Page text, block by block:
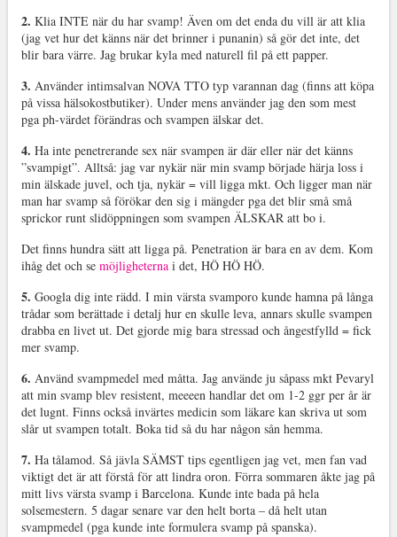
2. Klia INTE när du har svamp! Även om det enda du vill är att klia
(jag vet hur det känns när det brinner i punanin) så gör det inte, det
blir bara värre. Jag brukar kyla med naturell fil på ett papper.
3. Använder intimsalvan NOVA TTO typ varannan dag (finns att köpa
på vissa hälsokostbutiker). Under mens använder jag den som mest
pga ph-värdet förändras och svampen älskar det.
4. Ha inte penetrerande sex när svampen är där eller när det känns
”svampigt”. Alltså: jag var nykär när min svamp började härja loss i
min älskade juvel, och tja, nykär = vill ligga mkt. Och ligger man när
man har svamp så förökar den sig i mängder pga det blir små små
sprickor runt slidöppningen som svampen ÄLSKAR att bo i.
Det finns hundra sätt att ligga på. Penetration är bara en av dem. Kom
ihåg det och se möjligheternai det, HÖ HÖ HÖ.
5. Googla dig inte rädd. I min värsta svamporo kunde hamna på långa
trådar som berättade i detalj hur en skulle leva, annars skulle svampen
drabba en livet ut. Det gjorde mig bara stressad och ångestfylld = fick
mer svamp.
6. Använd svampmedel med måtta. Jag använde ju såpass mkt Pevaryl
att min svamp blev resistent, meeeen handlar det om 1-2 ggr per år är
det lugnt. Finns också invärtes medicin som läkare kan skriva ut som
slår ut svampen totalt. Boka tid så du har någon sån hemma.
7. Ha tålamod. Så jävla SÄMST tips egentligen jag vet, men fan vad
viktigt det är att förstå för att lindra oron. Förra sommaren åkte jag på
mitt livs värsta svamp i Barcelona. Kunde inte bada på hela
solsemestern. 5 dagar senare var den helt borta – då helt utan
svampmedel (pga kunde inte formulera svamp på spanska).